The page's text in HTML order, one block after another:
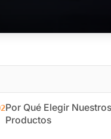
Por Qué Elegir Nuestros
Productos